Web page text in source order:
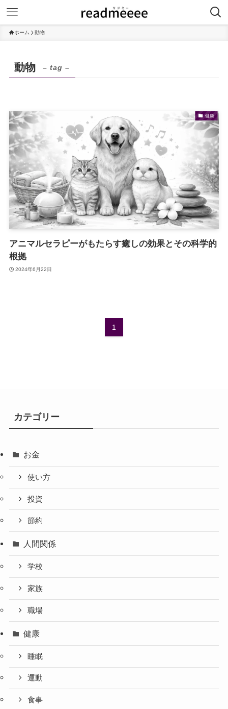
ホーム 動物
動物 – tag –
健康
アニマルセラピーがもたらす癒しの効果とその科学的
根拠
2024年6月22日
1
カテゴリー
お金
使い方
投資
節約
人間関係
学校
家族
職場
健康
睡眠
運動
食事